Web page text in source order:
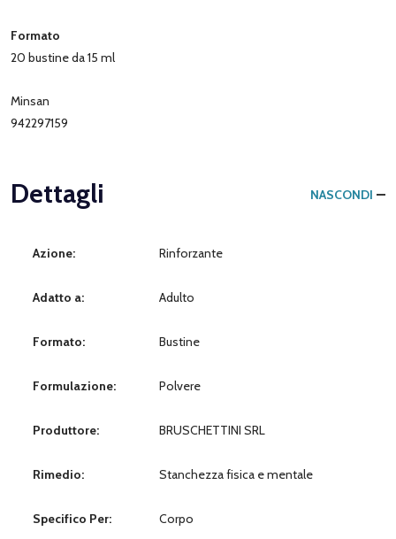
Formato
20 bustine da 15 ml
Minsan
942297159
Dettagli NASCONDI
Azione: Rinforzante
Adatto a: Adulto
Formato: Bustine
Formulazione: Polvere
Produttore: BRUSCHETTINI SRL
Rimedio: Stanchezza fisica e mentale
Specifico Per: Corpo